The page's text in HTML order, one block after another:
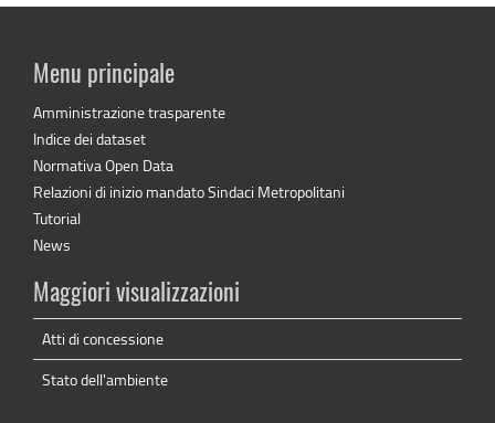
Menu principale
Amministrazione trasparente
Indice dei dataset
Normativa Open Data
Relazioni di inizio mandato Sindaci Metropolitani
Tutorial
News
Maggiori visualizzazioni
Atti di concessione
Stato dell'ambiente